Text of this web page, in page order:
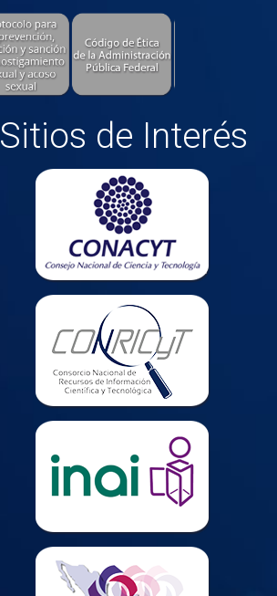
Sitios de Interés